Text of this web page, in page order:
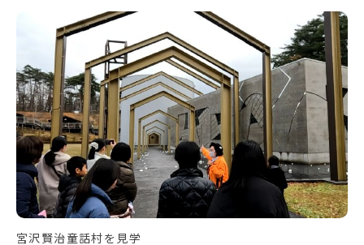
宮沢賢治童話村を見学